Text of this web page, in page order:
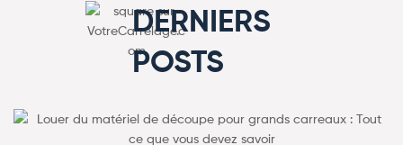
DERNIERS
POSTS